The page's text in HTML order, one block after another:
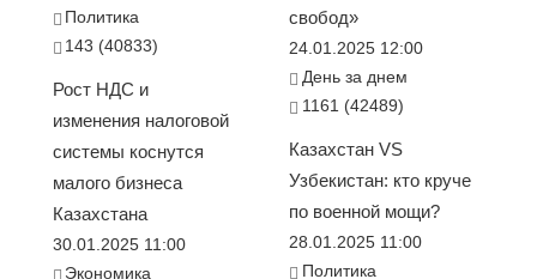
Политика
143 (40833)
Рост НДС и
изменения налоговой
системы коснутся
малого бизнеса
Казахстана
30.01.2025 11:00
Экономика
свобод»
24.01.2025 12:00
День за днем
1161 (42489)
Казахстан VS
Узбекистан: кто круче
по военной мощи?
28.01.2025 11:00
Политика